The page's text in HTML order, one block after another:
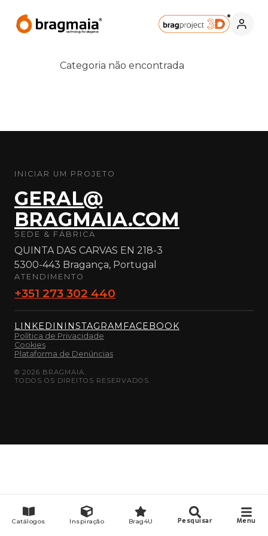
Categoria não encontrada
INICIAR UM PROJETO
GERAL@
BRAGMAIA.COM
SEDE & FÁBRICA
QUINTA DAS CARVAS EN 218-3
5300-443 Bragança, Portugal
ATENDIMENTO
+351 273 302 440
LINKEDIN INSTAGRAM FACEBOOK
Política de Privacidade
Cookies
Plataforma de Denúncias
© 2026 BRAGMAIA.
TODOS OS DIREITOS RESERVADOS.
Catálogos Inspiração Brag4U Pesquisar Menu